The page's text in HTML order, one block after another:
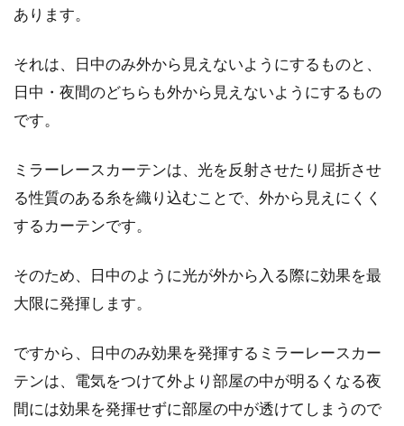
うことはあまり想像したくないですよね。しか
一戸建て住宅や、アパート・マンションなどの
火災を、テレビなどで見たことがありますよ
あります。
それは、日中のみ外から見えないようにするものと、
日中・夜間のどちらも外から見えないようにするもの
です。
ミラーレースカーテンは、光を反射させたり屈折させ
る性質のある糸を織り込むことで、外から見えにくく
するカーテンです。
そのため、日中のように光が外から入る際に効果を最
大限に発揮します。
ですから、日中のみ効果を発揮するミラーレースカー
テンは、電気をつけて外より部屋の中が明るくなる夜
間には効果を発揮せずに部屋の中が透けてしまうので